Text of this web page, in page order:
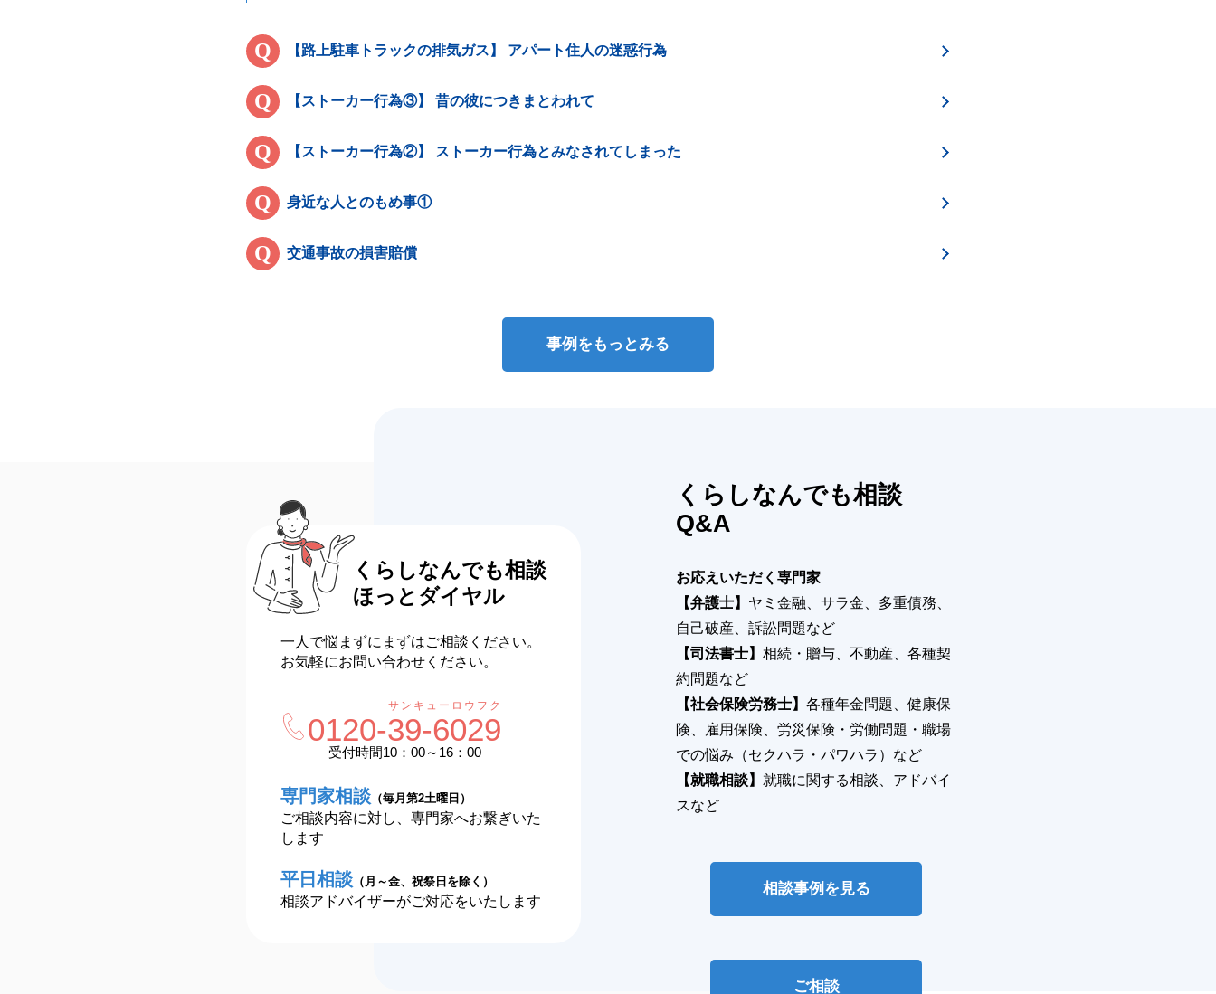
【路上駐車トラックの排気ガス】 アパート住人の迷惑行為
【ストーカー行為③】 昔の彼につきまとわれて
【ストーカー行為②】 ストーカー行為とみなされてしまった
身近な人とのもめ事①
交通事故の損害賠償
事例をもっとみる
くらしなんでも相談
ほっとダイヤル
一人で悩まずにまずはご相談ください。
お気軽にお問い合わせください。
0120-39-6029
サンキューロウフク
受付時間10：00～16：00
専門家相談 （毎月第2土曜日）
ご相談内容に対し、専門家へお繋ぎいた
します
平日相談 （月～金、祝祭日を除く）
相談アドバイザーがご対応をいたします
くらしなんでも相談
Q&A
お応えいただく専門家
【弁護士】 ヤミ金融、サラ金、多重債務、
自己破産、訴訟問題など
【司法書士】 相続・贈与、不動産、各種契
約問題など
【社会保険労務士】 各種年金問題、健康保
険、雇用保険、労災保険・労働問題・職場
での悩み（セクハラ・パワハラ）など
【就職相談】 就職に関する相談、アドバイ
スなど
相談事例を見る
ご相談